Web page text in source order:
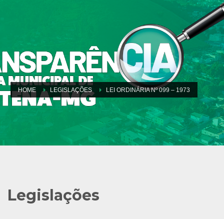
HOME LEGISLAÇÕES LEI ORDINÁRIA Nº 099 – 1973
Legislações